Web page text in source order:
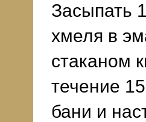
Засыпать
хмеля в
стаканом
течение
бани и